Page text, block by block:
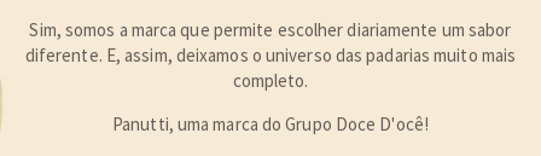
Sim, somos a marca que permite escolher diariamente um sabor
diferente. E, assim, deixamos o universo das padarias muito mais
completo.
Panutti, uma marca do Grupo Doce D'ocê!